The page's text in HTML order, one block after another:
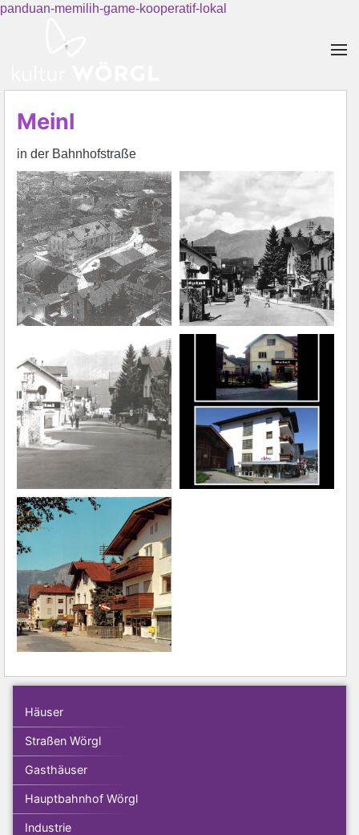
panduan-memilih-game-kooperatif-lokal
Meinl
in der Bahnhofstraße
Häuser
Straßen Wörgl
Gasthäuser
Hauptbahnhof Wörgl
Industrie